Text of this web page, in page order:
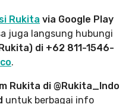
Rukita via Google Play
juga langsung hubungi
di +62 811-1546-
.
Rukita di @Rukita_Indo
untuk berbagai info